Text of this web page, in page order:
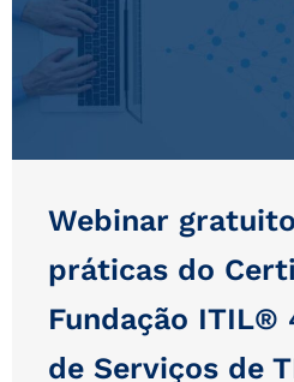
Webinar
práticas do
Fundação ITIL®
de Serviços de